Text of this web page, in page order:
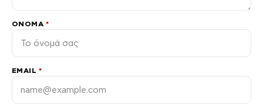
ΌΝΟΜΑ *
EMAIL *